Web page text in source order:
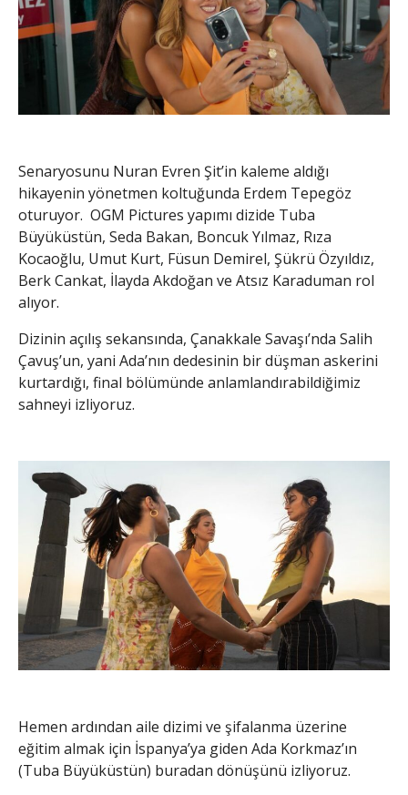
Senaryosunu Nuran Evren Şit’in kaleme aldığı
hikayenin yönetmen koltuğunda Erdem Tepegöz
oturuyor. OGM Pictures yapımı dizide Tuba
Büyüküstün, Seda Bakan, Boncuk Yılmaz, Rıza
Kocaoğlu, Umut Kurt, Füsun Demirel, Şükrü Özyıldız,
Berk Cankat, İlayda Akdoğan ve Atsız Karaduman rol
alıyor.
Dizinin açılış sekansında, Çanakkale Savaşı’nda Salih
Çavuş’un, yani Ada’nın dedesinin bir düşman askerini
kurtardığı, final bölümünde anlamlandırabildiğimiz
sahneyi izliyoruz.
Hemen ardından aile dizimi ve şifalanma üzerine
eğitim almak için İspanya’ya giden Ada Korkmaz’ın
(Tuba Büyüküstün) buradan dönüşünü izliyoruz.